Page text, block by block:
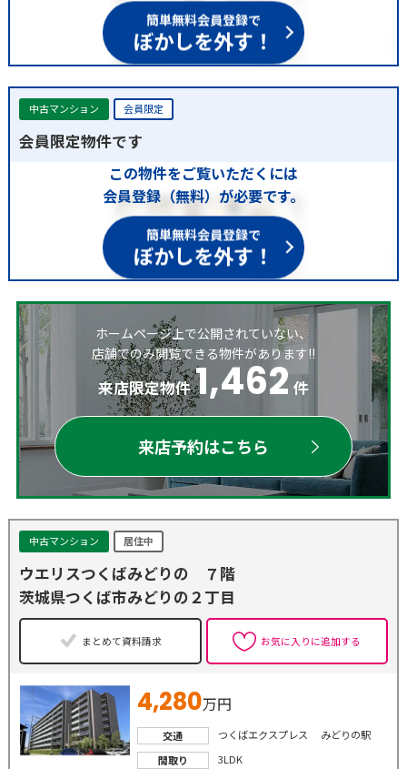
簡単無料会員登録で
ぼかしを外す！
中古マンション 会員限定
会員限定物件です
この物件をご覧いただくには
会員登録（無料）が必要です。
簡単無料会員登録で
ぼかしを外す！
ホームページ上で公開されていない、
店舗でのみ閲覧できる物件があります!!
来店限定物件 1,462 件
来店予約はこちら
中古マンション 居住中
ウエリスつくばみどりの ７階
茨城県つくば市みどりの２丁目
まとめて資料請求 お気に入りに追加する
4,280万円
交通
つくばエクスプレス みどりの駅
間取り
3LDK